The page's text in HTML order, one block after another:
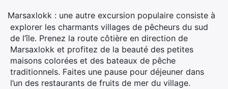
Marsaxlokk : une autre excursion populaire consiste à
explorer les charmants villages de pêcheurs du sud
de l’île. Prenez la route côtière en direction de
Marsaxlokk et profitez de la beauté des petites
maisons colorées et des bateaux de pêche
traditionnels. Faites une pause pour déjeuner dans
l’un des restaurants de fruits de mer du village.